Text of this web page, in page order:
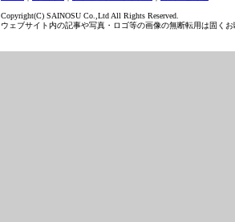
Copyright(C) SAINOSU Co.,Ltd All Rights Reserved.
ウェブサイト内の記事や写真・ロゴ等の画像の無断転用は固く